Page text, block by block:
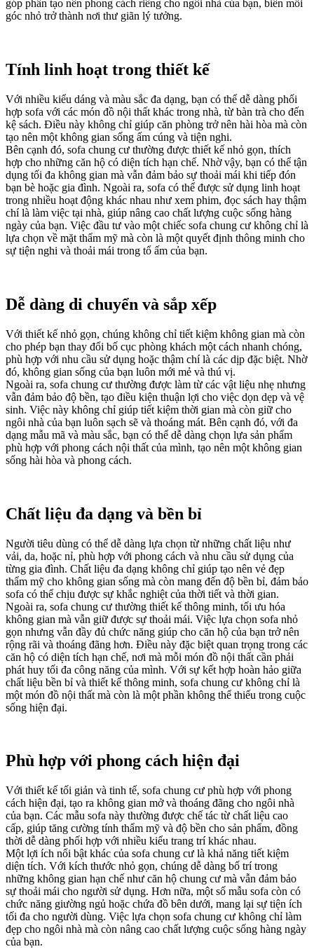
góp phần tạo nên phong cách riêng cho ngôi nhà của bạn, biến mỗi
góc nhỏ trở thành nơi thư giãn lý tưởng.
Tính linh hoạt trong thiết kế
Với nhiều kiểu dáng và màu sắc đa dạng, bạn có thể dễ dàng phối
hợp sofa với các món đồ nội thất khác trong nhà, từ bàn trà cho đến
kệ sách. Điều này không chỉ giúp căn phòng trở nên hài hòa mà còn
tạo nên một không gian sống ấm cúng và tiện nghi.
Bên cạnh đó, sofa chung cư thường được thiết kế nhỏ gọn, thích
hợp cho những căn hộ có diện tích hạn chế. Nhờ vậy, bạn có thể tận
dụng tối đa không gian mà vẫn đảm bảo sự thoải mái khi tiếp đón
bạn bè hoặc gia đình. Ngoài ra, sofa có thể được sử dụng linh hoạt
trong nhiều hoạt động khác nhau như xem phim, đọc sách hay thậm
chí là làm việc tại nhà, giúp nâng cao chất lượng cuộc sống hàng
ngày của bạn. Việc đầu tư vào một chiếc sofa chung cư không chỉ là
lựa chọn về mặt thẩm mỹ mà còn là một quyết định thông minh cho
sự tiện nghi và thoải mái trong tổ ấm của bạn.
Dễ dàng di chuyển và sắp xếp
Với thiết kế nhỏ gọn, chúng không chỉ tiết kiệm không gian mà còn
cho phép bạn thay đổi bố cục phòng khách một cách nhanh chóng,
phù hợp với nhu cầu sử dụng hoặc thậm chí là các dịp đặc biệt. Nhờ
đó, không gian sống của bạn luôn mới mẻ và thú vị.
Ngoài ra, sofa chung cư thường được làm từ các vật liệu nhẹ nhưng
vẫn đảm bảo độ bền, tạo điều kiện thuận lợi cho việc dọn dẹp và vệ
sinh. Việc này không chỉ giúp tiết kiệm thời gian mà còn giữ cho
ngôi nhà của bạn luôn sạch sẽ và thoáng mát. Bên cạnh đó, với đa
dạng mẫu mã và màu sắc, bạn có thể dễ dàng chọn lựa sản phẩm
phù hợp với phong cách nội thất của mình, tạo nên một không gian
sống hài hòa và phong cách.
Chất liệu đa dạng và bền bỉ
Người tiêu dùng có thể dễ dàng lựa chọn từ những chất liệu như
vải, da, hoặc nỉ, phù hợp với phong cách và nhu cầu sử dụng của
từng gia đình. Chất liệu đa dạng không chỉ giúp tạo nên vẻ đẹp
thẩm mỹ cho không gian sống mà còn mang đến độ bền bỉ, đảm bảo
sofa có thể chịu được sự khắc nghiệt của thời tiết và thời gian.
Ngoài ra, sofa chung cư thường thiết kế thông minh, tối ưu hóa
không gian mà vẫn giữ được sự thoải mái. Việc lựa chọn sofa nhỏ
gọn nhưng vẫn đầy đủ chức năng giúp cho căn hộ của bạn trở nên
rộng rãi và thoáng đãng hơn. Điều này đặc biệt quan trọng trong các
căn hộ có diện tích hạn chế, nơi mà mỗi món đồ nội thất cần phải
phát huy tối đa công năng của mình. Với sự kết hợp hoàn hảo giữa
chất liệu bền bỉ và thiết kế thông minh, sofa chung cư không chỉ là
một món đồ nội thất mà còn là một phần không thể thiếu trong cuộc
sống hiện đại.
Phù hợp với phong cách hiện đại
Với thiết kế tối giản và tinh tế, sofa chung cư phù hợp với phong
cách hiện đại, tạo ra không gian mở và thoáng đãng cho ngôi nhà
của bạn. Các mẫu sofa này thường được chế tác từ chất liệu cao
cấp, giúp tăng cường tính thẩm mỹ và độ bền cho sản phẩm, đồng
thời dễ dàng phối hợp với nhiều kiểu trang trí khác nhau.
Một lợi ích nổi bật khác của sofa chung cư là khả năng tiết kiệm
diện tích. Với kích thước nhỏ gọn, chúng dễ dàng bố trí trong
những không gian hạn chế như căn hộ chung cư mà vẫn đảm bảo
sự thoải mái cho người sử dụng. Hơn nữa, một số mẫu sofa còn có
chức năng giường ngủ hoặc chứa đồ bên dưới, mang lại sự tiện ích
tối đa cho người dùng. Việc lựa chọn sofa chung cư không chỉ làm
đẹp cho ngôi nhà mà còn nâng cao chất lượng cuộc sống hàng ngày
của bạn.